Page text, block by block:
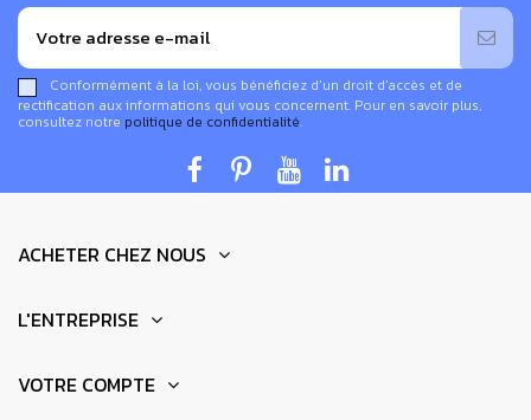
Conformément à la loi, vous bénéficiez d’un droit d’accès et de
rectification aux informations qui vous concernent. Pour en savoir plus,
consultez notre politique de confidentialité.
ACHETER CHEZ NOUS
L'ENTREPRISE
VOTRE COMPTE